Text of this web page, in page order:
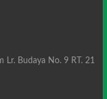
Budaya No. 9 RT. 21